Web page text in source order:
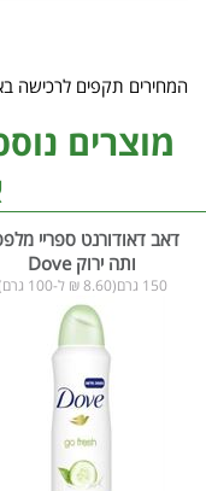
המחירים תקפים לרכישה
מוצרים
דאב דאודורנט ספריי
ותה ירוק Dove
150 גרם(8.60 ₪ ל-100 גרם)